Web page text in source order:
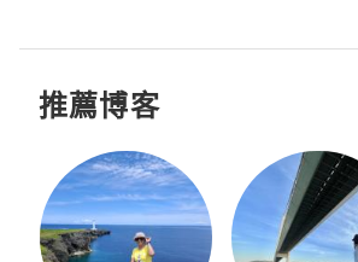
推薦博客